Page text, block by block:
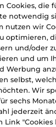
Cookies, die
notwendig
nutzen wir
optimieren,
und/oder
und um
Werbung
selbst,
Wir
sechs
jederzeit
Link